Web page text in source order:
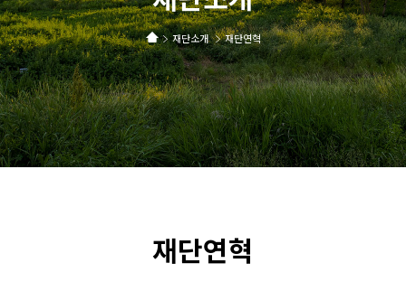
재단소개 재단연혁
재단연혁